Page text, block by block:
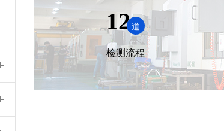
12道
检测流程